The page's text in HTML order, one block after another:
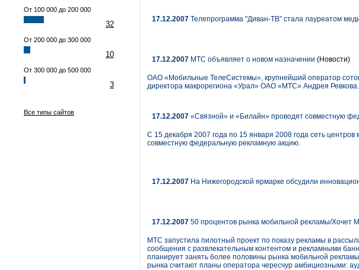
От 100 000 до 200 000
32
От 200 000 до 300 000
10
От 300 000 до 500 000
3
Все типы сайтов
17.12.2007 Телепрограмма "Диван-ТВ" стала лауреатом
17.12.2007 МТС объявляет о новом назначении (Новости)
ОАО «Мобильные ТелеСистемы», крупнейший оператор
директора макрорегиона «Урал» ОАО «МТС» Андрея Ревкова.
17.12.2007 «Связной» и «Билайн» проводят совместную
С 15 декабря 2007 года по 15 января 2008 года сеть
совместную федеральную рекламную акцию.
17.12.2007 На Нижегородской ярмарке обсудили
17.12.2007 50 процентов рынка мобильной рекламы/Хочет
МТС запустила пилотный проект по показу рекламы в
сообщения с развлекательным контентом и рекламными
планирует занять более половины рынка мобильной
рынка считают планы оператора чересчур амбициозными: